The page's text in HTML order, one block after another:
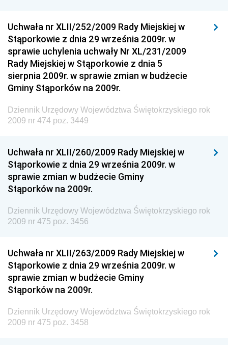
Drogowego
Dziennik Urzędowy Narodowego Banku Polskiego
Dziennik Urzędowy Komendy Głównej Policji
Dziennik Urzędowy Ministra Pracy i Polityki
Społecznej
Dziennik Urzędowy Ministra Transportu, Budownictwa
i Gospodarki Morskiej
Dziennik Urzędowy Ministra Spraw Zagranicznych
Dziennik Urzędowy Centralnego Biura
Antykorupcyjnego
Wewnętrznego
Dziennik Urzędowy Urzędu Patentowego
Dziennik Urzędowy Generalnej Dyrekcji Dróg
Krajowych i Autostrad
Dziennik Urzędowy Ministra Środowiska
Dziennik Urzędowy Ministra Edukacji
Uchwała nr XLII/252/2009 Rady Miejskiej w
Stąporkowie z dnia 29 września 2009r. w
sprawie uchylenia uchwały Nr XL/231/2009
Rady Miejskiej w Stąporkowie z dnia 5
sierpnia 2009r. w sprawie zmian w budżecie
Gminy Stąporków na 2009r.
Dziennik Urzędowy Województwa Świętokrzyskiego rok
2009 nr 474 poz. 3449
Uchwała nr XLII/260/2009 Rady Miejskiej w
Stąporkowie z dnia 29 września 2009r. w
sprawie zmian w budżecie Gminy
Stąporków na 2009r.
Dziennik Urzędowy Województwa Świętokrzyskiego rok
2009 nr 475 poz. 3456
Uchwała nr XLII/263/2009 Rady Miejskiej w
Stąporkowie z dnia 29 września 2009r. w
sprawie zmian w budżecie Gminy
Stąporków na 2009r.
Dziennik Urzędowy Województwa Świętokrzyskiego rok
2009 nr 475 poz. 3458